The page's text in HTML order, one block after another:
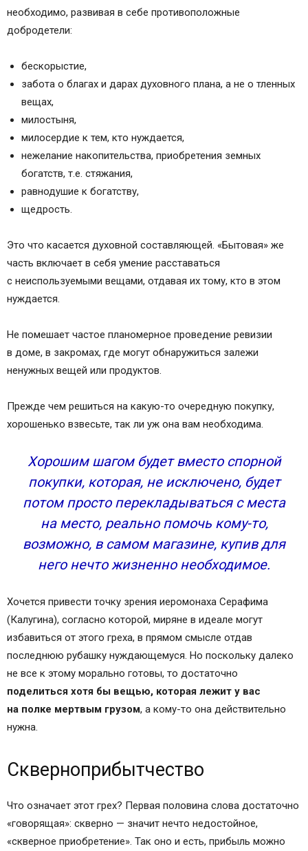
необходимо, развивая в себе противоположные
добродетели:
бескорыстие,
забота о благах и дарах духовного плана, а не о тленных
вещах,
милостыня,
милосердие к тем, кто нуждается,
нежелание накопительства, приобретения земных
богатств, т.е. стяжания,
равнодушие к богатству,
щедрость.
Это что касается духовной составляющей. «Бытовая» же
часть включает в себя умение расставаться
с неиспользуемыми вещами, отдавая их тому, кто в этом
нуждается.
Не помешает частое планомерное проведение ревизии
в доме, в закромах, где могут обнаружиться залежи
ненужных вещей или продуктов.
Прежде чем решиться на какую-то очередную покупку,
хорошенько взвесьте, так ли уж она вам необходима.
Хорошим шагом будет вместо спорной
покупки, которая, не исключено, будет
потом просто перекладываться с места
на место, реально помочь кому-то,
возможно, в самом магазине, купив для
него нечто жизненно необходимое.
Хочется привести точку зрения иеромонаха Серафима
(Калугина), согласно которой, миряне в идеале могут
избавиться от этого греха, в прямом смысле отдав
последнюю рубашку нуждающемуся. Но поскольку далеко
не все к этому морально готовы, то достаточно
поделиться хотя бы вещью, которая лежит у вас
на полке мертвым грузом, а кому-то она действительно
нужна.
Скверноприбытчество
Что означает этот грех? Первая половина слова достаточно
«говорящая»: скверно — значит нечто недостойное,
«скверное приобретение». Так оно и есть, прибыль можно